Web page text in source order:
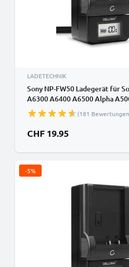
LADETECHNIK
Sony NP-FW50 Ladegerät für
A6300 A6400 A6500 Alpha
A7s A7R RX10 III Kamera-Akkus
(181
CHF 19.95
-5%